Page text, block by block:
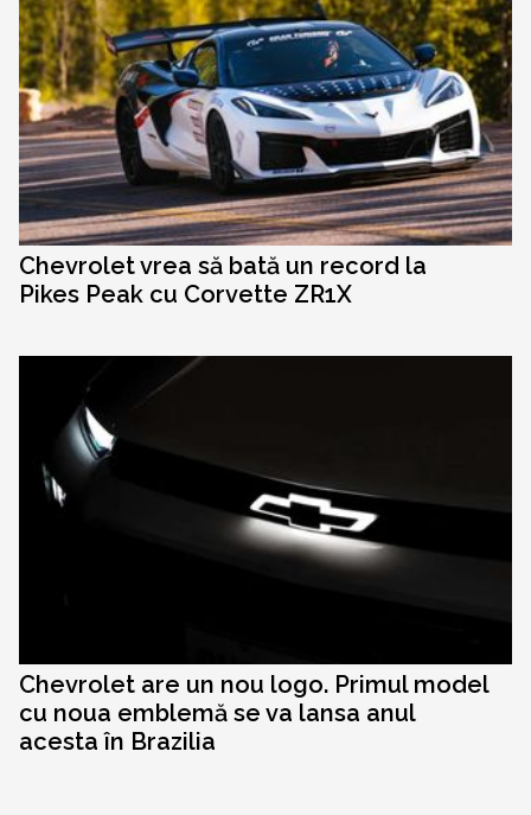
Chevrolet vrea să bată un record la
Pikes Peak cu Corvette ZR1X
Chevrolet are un nou logo. Primul model
cu noua emblemă se va lansa anul
acesta în Brazilia